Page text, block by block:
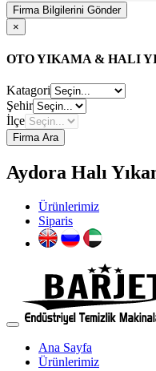
Firma Bilgilerini Gönder
×
OTO YIKAMA & HALI
Katagori
Şehir
İlçe
Firma Ara
Aydora Halı
Ürünlerimiz
Siparis
Ana Sayfa
Ürünlerimiz